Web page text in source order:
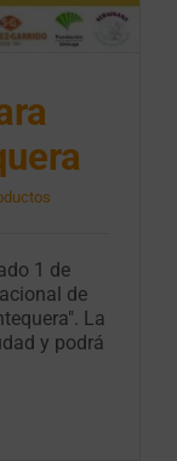
1 de
de
La
y podrá